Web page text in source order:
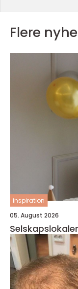
Flere
inspiration
05. August 2026